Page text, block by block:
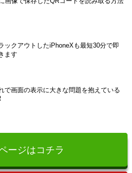
ックアウトしたiPhoneXも最短30分で即
ます
で画面の表示に大きな問題を抱えている
ージはコチラ